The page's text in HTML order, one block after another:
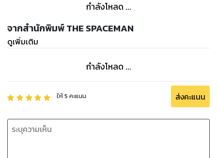
https://www.facebook.com/spacemanth
YouTube: https://www.youtube.com/@spacemanthailand
กำลังโหลด ...
จากสำนักพิมพ์ THE SPACEMAN
ดูเพิ่มเติม
กำลังโหลด ...
ให้5 คะแนน ส่งคะแนน